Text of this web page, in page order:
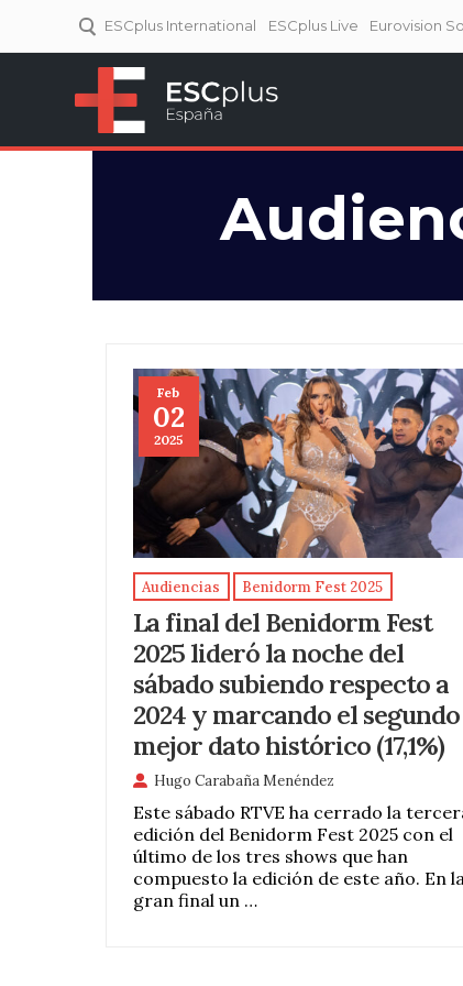
ESCplus International ESCplus Live Eurovision
Feb
02
2025
Audiencias Benidorm Fest 2025
La final del Benidorm Fest
2025 lideró la noche del
sábado subiendo respecto a
2024 y marcando el segundo
mejor dato histórico (17,1%)
Hugo Carabaña Menéndez
Este sábado RTVE ha cerrado la
edición del Benidorm Fest 2025 con el
último de los tres shows que han
compuesto la edición de este año. En
gran final un …